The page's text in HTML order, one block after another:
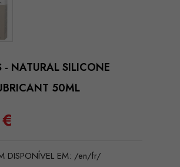
- NATURAL SILICONE
50ML
DISPONÍVEL EM: /en/fr/